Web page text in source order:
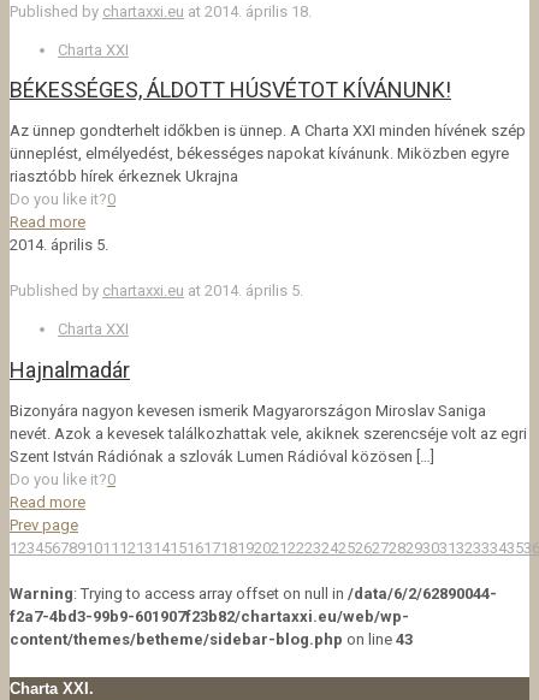
Published by chartaxxi.eu at 2014. április 18.
Charta XXI
BÉKESSÉGES, ÁLDOTT HÚSVÉTOT KÍVÁNUNK!
Az ünnep gondterhelt időkben is ünnep. A Charta XXI minden hívének szép
ünneplést, elmélyedést, békességes napokat kívánunk. Miközben egyre
riasztóbb hírek érkeznek Ukrajna
Do you like it?0
Read more
2014. április 5.
Published by chartaxxi.eu at 2014. április 5.
Charta XXI
Hajnalmadár
Bizonyára nagyon kevesen ismerik Magyarországon Miroslav Saniga
nevét. Azok a kevesek találkozhattak vele, akiknek szerencséje volt az egri
Szent István Rádiónak a szlovák Lumen Rádióval közösen […]
Do you like it?0
Read more
Prev page
1234567891011 12131415161718192021222324252627282930313233343536
Warning: Trying to access array offset on null in /data/6/2/62890044-
f2a7-4bd3-99b9-601907f23b82/chartaxxi.eu/web/wp-
content/themes/betheme/sidebar-blog.php on line 43
Charta XXI.